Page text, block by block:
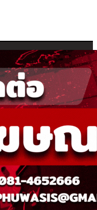
ลา จากสำนักข่าวโฟกัส